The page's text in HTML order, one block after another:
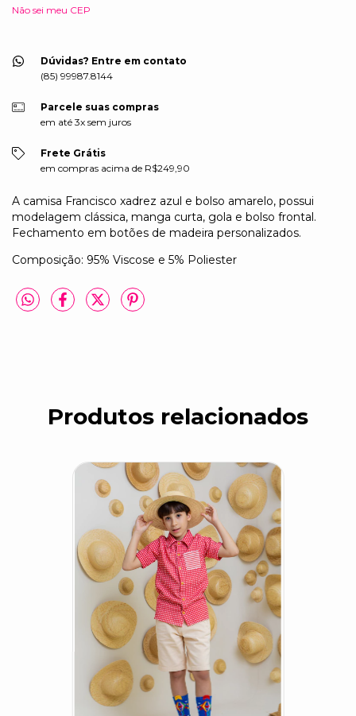
Não sei meu CEP
Dúvidas? Entre em contato
(85) 99987.8144
Parcele suas compras
em até 3x sem juros
Frete Grátis
em compras acima de R$249,90
A camisa Francisco xadrez azul e bolso amarelo, possui
modelagem clássica, manga curta, gola e bolso frontal.
Fechamento em botões de madeira personalizados.
Composição: 95% Viscose e 5% Poliester
Produtos relacionados